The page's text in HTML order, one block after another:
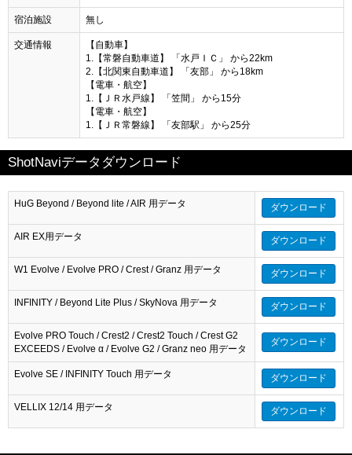
宿泊施設 無し
交通情報
【自動車】
1.【常磐自動車道】 「水戸ＩＣ」 から22km
2.【北関東自動車道】 「友部」 から18km
【電車・航空】
1.【ＪＲ水戸線】 「笠間」 から15分
【電車・航空】
1.【ＪＲ常磐線】 「友部駅」 から25分
ShotNaviデータダウンロード
HuG Beyond / Beyond lite / AIR 用データ ダウンロード
AIR EX用データ ダウンロード
W1 Evolve / Evolve PRO / Crest / Granz 用データ ダウンロード
INFINITY / Beyond Lite Plus / SkyNova 用データ ダウンロード
Evolve PRO Touch / Crest2 / Crest2 Touch / Crest G2
EXCEEDS / Evolve α / Evolve G2 / Granz neo 用データ
ダウンロード
Evolve SE / INFINITY Touch 用データ ダウンロード
VELLIX 12/14 用データ ダウンロード